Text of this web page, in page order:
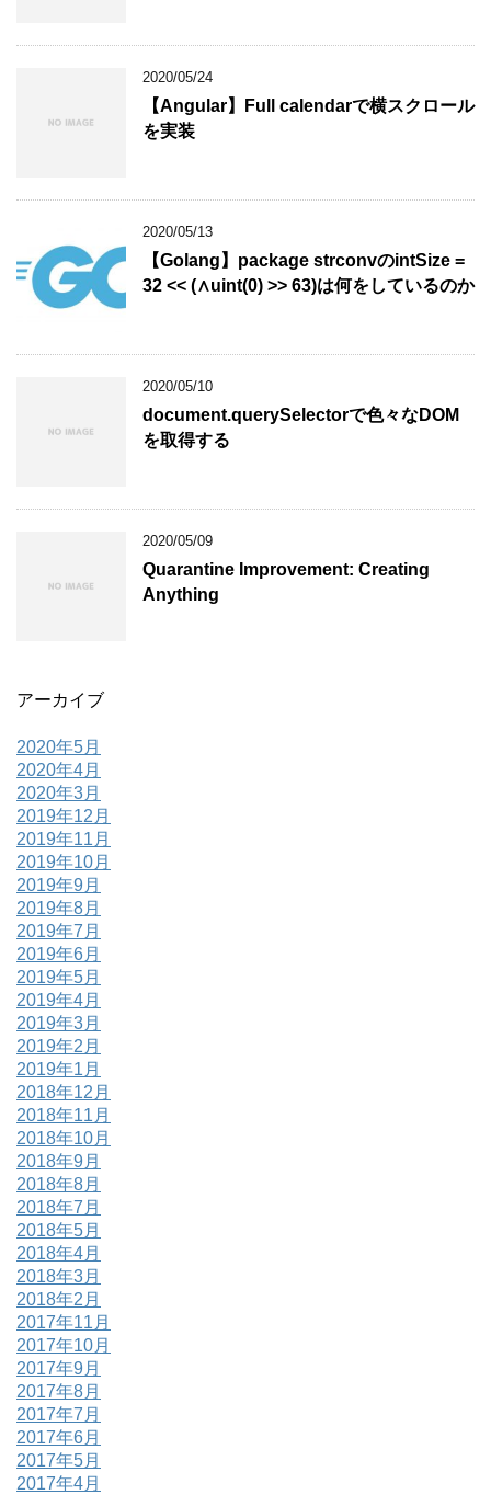
2020/05/24
【Angular】Full calendarで横スクロール
を実装
2020/05/13
【Golang】package strconvのintSize =
32 << (∧uint(0) >> 63)は何をしているのか
2020/05/10
document.querySelectorで色々なDOM
を取得する
2020/05/09
Quarantine Improvement: Creating
Anything
アーカイブ
2020年5月
2020年4月
2020年3月
2019年12月
2019年11月
2019年10月
2019年9月
2019年8月
2019年7月
2019年6月
2019年5月
2019年4月
2019年3月
2019年2月
2019年1月
2018年12月
2018年11月
2018年10月
2018年9月
2018年8月
2018年7月
2018年5月
2018年4月
2018年3月
2018年2月
2017年11月
2017年10月
2017年9月
2017年8月
2017年7月
2017年6月
2017年5月
2017年4月